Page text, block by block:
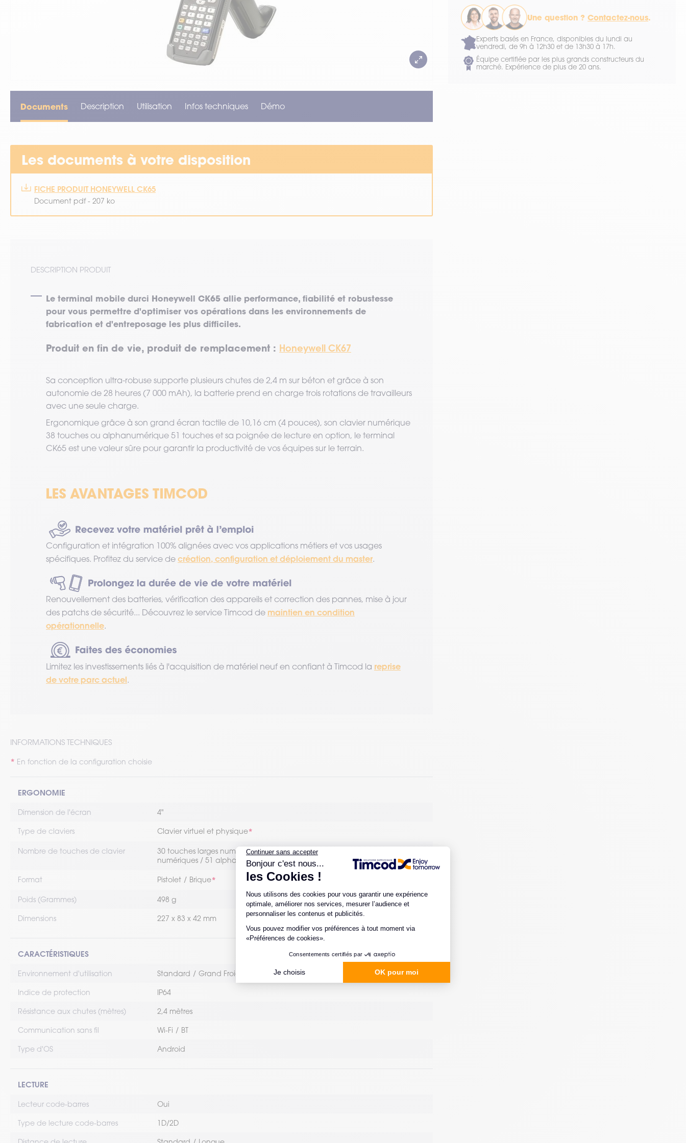
Une question ?Contactez-nous.
Experts basés en France, disponibles du lundi au
vendredi, de 9h à 12h30 et de 13h30 à 17h.
Équipe certifiée par les plus grands constructeurs du
marché. Expérience de plus de 20 ans.
Documents Description Utilisation Infos techniques Démo
Les documents à votre disposition
FICHE PRODUIT HONEYWELL CK65
Document pdf - 207 ko
DESCRIPTION PRODUIT
Le terminal mobile durci Honeywell CK65 allie performance, fiabilité et robustesse
pour vous permettre d'optimiser vos opérations dans les environnements de
fabrication et d'entreposage les plus difficiles.
Produit en fin de vie, produit de remplacement : Honeywell CK67
Sa conception ultra-robuse supporte plusieurs chutes de 2,4 m sur béton et grâce à son
autonomie de 28 heures (7 000 mAh), la batterie prend en charge trois rotations de travailleurs
avec une seule charge.
Ergonomique grâce à son grand écran tactile de 10,16 cm (4 pouces), son clavier numérique
38 touches ou alphanumérique 51 touches et sa poignée de lecture en option, le terminal
CK65 est une valeur sûre pour garantir la productivité de vos équipes sur le terrain.
Configuration et intégration 100% alignées avec vos applications métiers et vos usages
spécifiques. Profitez du service de création, configuration et déploiement du master.
Renouvellement des batteries, vérification des appareils et correction des pannes, mise à jour
des patchs de sécurité... Découvrez le service Timcod de maintien en condition
opérationnelle.
Limitez les investissements liés à l'acquisition de matériel neuf en confiant à Timcod la reprise
de votre parc actuel.
INFORMATIONS TECHNIQUES
En fonction de la configuration choisie
ERGONOMIE
Dimension de l'écran 4"
Type de claviers Clavier virtuel et physique
Nombre de touches de clavier
30 touches larges numeriques / 38 touches numériques / 42 tocuhes
numériques / 51 alphanumériques / 53 alphanumériques
Format Pistolet Brique
Poids (Grammes) 498 g
Dimensions 227 x 83 x 42 mm
CARACTÉRISTIQUES
Environnement d'utilisation Standard Grand Froid
Indice de protection IP64
Résistance aux chutes (mètres) 2,4 mètres
Communication sans fil Wi-Fi BT
Type d'OS Android
LECTURE
Lecteur code-barres Oui
Type de lecture code-barres 1D/2D